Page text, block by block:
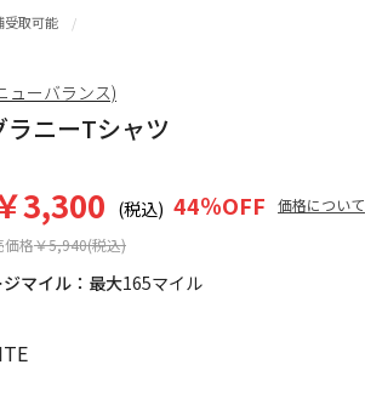
マイル：最大165マイル
受取可能
ラニーTシャツ
価格￥5,940(税込)
3,300 (税込) 44％OFF 価格について
ューバランス)